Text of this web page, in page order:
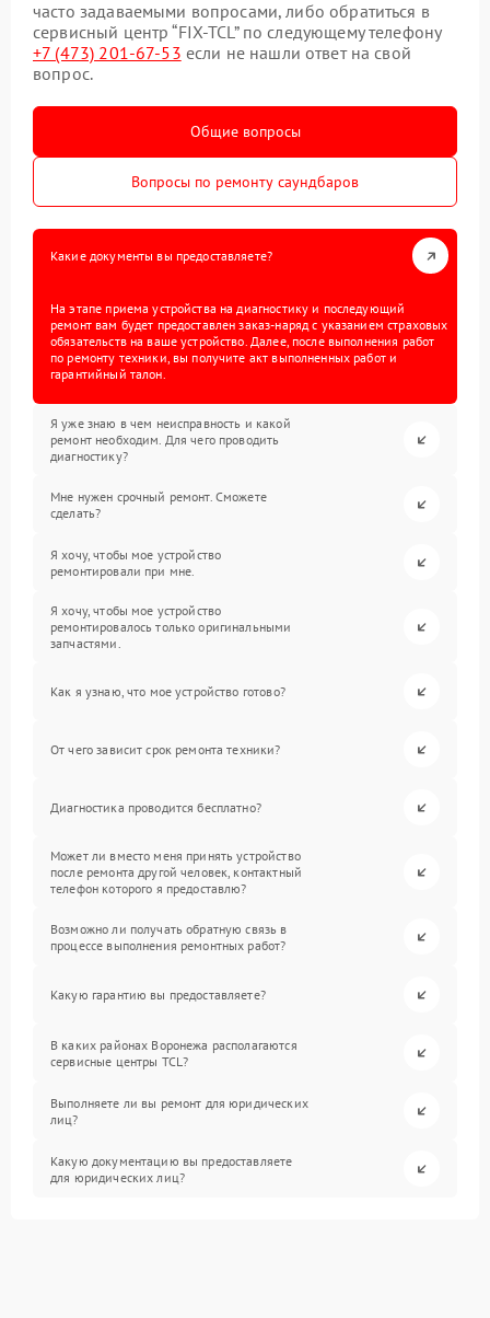
часто задаваемыми вопросами, либо обратиться в
сервисный центр “FIX-TCL” по следующему телефону
+7 (473) 201-67-53 если не нашли ответ на свой
вопрос.
Общие вопросы
Вопросы по ремонту саундбаров
Какие документы вы предоставляете?
На этапе приема устройства на диагностику и последующий
ремонт вам будет предоставлен заказ-наряд с указанием страховых
обязательств на ваше устройство. Далее, после выполнения работ
по ремонту техники, вы получите акт выполненных работ и
гарантийный талон.
Я уже знаю в чем неисправность и какой
ремонт необходим. Для чего проводить
диагностику?
Мне нужен срочный ремонт. Сможете
сделать?
Я хочу, чтобы мое устройство
ремонтировали при мне.
Я хочу, чтобы мое устройство
ремонтировалось только оригинальными
запчастями.
Как я узнаю, что мое устройство готово?
От чего зависит срок ремонта техники?
Диагностика проводится бесплатно?
Может ли вместо меня принять устройство
после ремонта другой человек, контактный
телефон которого я предоставлю?
Возможно ли получать обратную связь в
процессе выполнения ремонтных работ?
Какую гарантию вы предоставляете?
В каких районах Воронежа располагаются
сервисные центры TCL?
Выполняете ли вы ремонт для юридических
лиц?
Какую документацию вы предоставляете
для юридических лиц?